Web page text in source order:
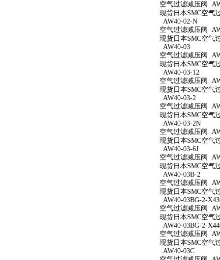
空气过滤减压阀
现货日本SMC空气
AW40-02-N
空气过滤减压阀
现货日本SMC空气
AW40-03
空气过滤减压阀
现货日本SMC空气
AW40-03-12
空气过滤减压阀
现货日本SMC空气
AW40-03-2
空气过滤减压阀
现货日本SMC空气
AW40-03-2N
空气过滤减压阀
现货日本SMC空气
AW40-03-6J
空气过滤减压阀
现货日本SMC空气
AW40-03B-2
空气过滤减压阀
现货日本SMC空气
AW40-03BG-2-
空气过滤减压阀
现货日本SMC空气
AW40-03BG-2-
空气过滤减压阀
现货日本SMC空气
AW40-03C